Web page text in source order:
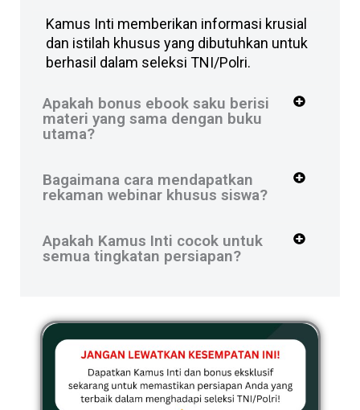
Kamus Inti memberikan informasi krusial
dan istilah khusus yang dibutuhkan untuk
berhasil dalam seleksi TNI/Polri.
Apakah bonus ebook saku berisi
materi yang sama dengan buku
utama?
Bagaimana cara mendapatkan
rekaman webinar khusus siswa?
Apakah Kamus Inti cocok untuk
semua tingkatan persiapan?